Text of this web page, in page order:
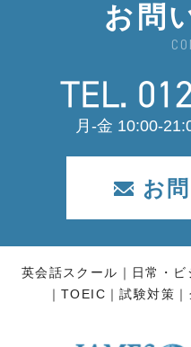
お問
月-金 10:00-
お
英会話スクール 日常・
TOEIC
試験対策